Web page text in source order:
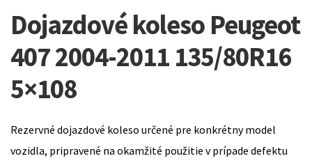
Dojazdové koleso Peugeot
407 2004-2011 135/80R16
5×108
Rezervné dojazdové koleso určené pre konkrétny model
vozidla, pripravené na okamžité použitie v prípade defektu